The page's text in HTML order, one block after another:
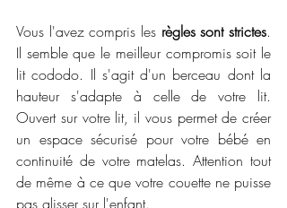
Vous l'avez compris les règles sont strictes.
Il semble que le meilleur compromis soit le
lit cododo. Il s'agit d'un berceau dont la
hauteur s'adapte à celle de votre lit.
Ouvert sur votre lit, il vous permet de créer
un espace sécurisé pour votre bébé en
continuité de votre matelas. Attention tout
de même à ce que votre couette ne puisse
pas glisser sur l'enfant.